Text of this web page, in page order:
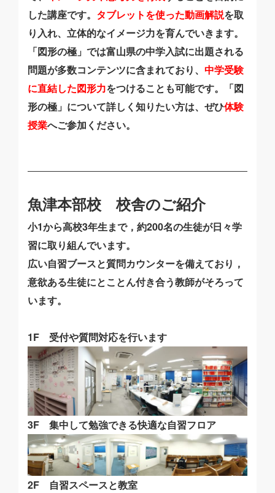
した講座です。 タブレットを使った動画解説を取
り入れ、立体的なイメージ力を育んでいきます。
「図形の極」では富山県の中学入試に出題される
問題が多数コンテンツに含まれており、 中学受験
に直結した図形力をつけることも可能です。「図
形の極」について詳しく知りたい方は、ぜひ体験
授業へご参加ください。
魚津本部校 校舎のご紹介
小1から高校3年生まで，約200名の生徒が日々学
習に取り組んでいます。
広い自習ブースと質問カウンターを備えており，
意欲ある生徒にとことん付き合う教師がそろって
います。
1F 受付や質問対応を行います
3F 集中して勉強できる快適な自習フロア
2F 自習スペースと教室